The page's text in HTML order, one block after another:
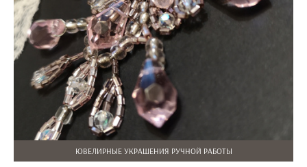
ЮВЕЛИРНЫЕ УКРАШЕНИЯ РУЧНОЙ РАБОТЫ